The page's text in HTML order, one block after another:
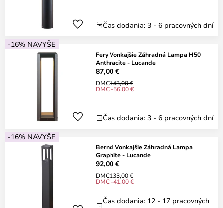
Čas dodania: 3 - 6 pracovných dní
-16% NAVYŠE
Fery Vonkajšie Záhradná Lampa H50
Anthracite - Lucande
87,00 €
DMC143,00 €
DMC -56,00 €
Čas dodania: 3 - 6 pracovných dní
-16% NAVYŠE
Bernd Vonkajšie Záhradná Lampa
Graphite - Lucande
92,00 €
DMC133,00 €
DMC -41,00 €
Čas dodania: 12 - 17 pracovných